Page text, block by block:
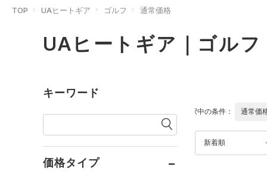
TOP UAヒートギア ゴルフ 通常価格
UAヒートギア｜ゴルフ
キーワード
価格タイプ
新着順
選択中の条件： 通常価